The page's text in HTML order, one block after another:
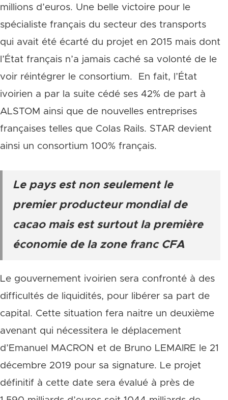
millions d’euros. Une belle victoire pour le
spécialiste français du secteur des transports
qui avait été écarté du projet en 2015 mais dont
l’État français n’a jamais caché sa volonté de le
voir réintégrer le consortium. En fait, l’État
ivoirien a par la suite cédé ses 42% de part à
ALSTOM ainsi que de nouvelles entreprises
françaises telles que Colas Rails. STAR devient
ainsi un consortium 100% français.
Le pays est non seulement le
premier producteur mondial de
cacao mais est surtout la première
économie de la zone franc CFA
Le gouvernement ivoirien sera confronté à des
difficultés de liquidités, pour libérer sa part de
capital. Cette situation fera naitre un deuxième
avenant qui nécessitera le déplacement
d’Emanuel MACRON et de Bruno LEMAIRE le 21
décembre 2019 pour sa signature. Le projet
définitif à cette date sera évalué à près de